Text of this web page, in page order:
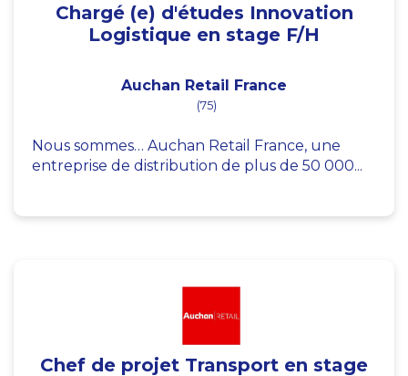
Chargé (e) d'études Innovation
Logistique en stage F/H
Auchan Retail France
(75)
Nous sommes… Auchan Retail France, une
entreprise de distribution de plus de 50 000...
Chef de projet Transport en stage